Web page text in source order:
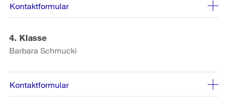
Kontaktformular
4. Klasse
Barbara Schmucki
Kontaktformular